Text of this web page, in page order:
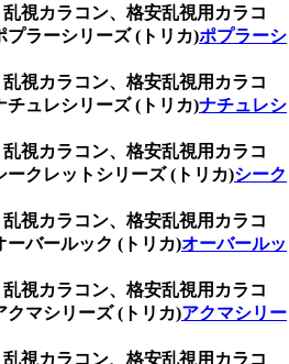
視カラコン、格安乱視用カラコ
ラーシリーズ (トリカ)ポプラーシ
視カラコン、格安乱視用カラコ
ュレシリーズ (トリカ)ナチュレシ
視カラコン、格安乱視用カラコ
クレットシリーズ (トリカ)シーク
視カラコン、格安乱視用カラコ
バールック (トリカ)オーバールッ
視カラコン、格安乱視用カラコ
マシリーズ (トリカ)アクマシリー
視カラコン、格安乱視用カラコ